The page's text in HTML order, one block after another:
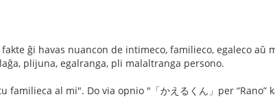
ĝi havas nuancon de intimeco, familieco, egaleco aŭ
plijuna, egalranga, pli malaltranga persono.
familieca al mi". Do via opnio "「かえるくん」per “Rano”